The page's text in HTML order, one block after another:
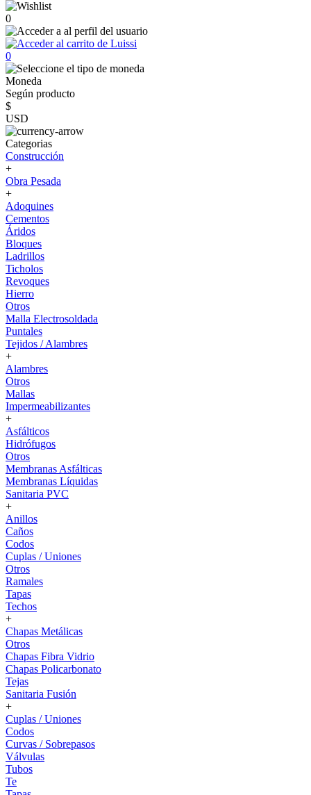
0
0
Moneda
Según producto
$
USD
Categorias
Construcción
+
Obra Pesada
+
Adoquines
Cementos
Áridos
Bloques
Ladrillos
Ticholos
Revoques
Hierro
Otros
Malla Electrosoldada
Puntales
Tejidos / Alambres
+
Alambres
Otros
Mallas
Impermeabilizantes
+
Asfálticos
Hidrófugos
Otros
Membranas Asfálticas
Membranas Líquidas
Sanitaria PVC
+
Anillos
Caños
Codos
Cuplas / Uniones
Otros
Ramales
Tapas
Techos
+
Chapas Metálicas
Otros
Chapas Fibra Vidrio
Chapas Policarbonato
Tejas
Sanitaria Fusión
+
Cuplas / Uniones
Codos
Curvas / Sobrepasos
Válvulas
Tubos
Te